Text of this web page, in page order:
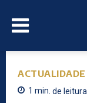
ACTUALIDADE
1 min. de leitura